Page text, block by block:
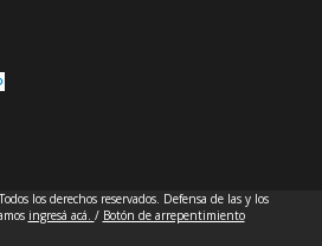
los derechos reservados. Defensa de las y los
ingresá acá. / Botón de arrepentimiento